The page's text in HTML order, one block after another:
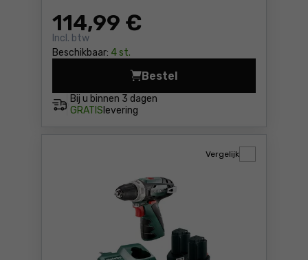
114,99 €
Incl. btw
Beschikbaar: 4 st.
Bij u binnen 3 dagen
GRATIS levering
Bestel
Boor-schroefmachine
Vergelijk